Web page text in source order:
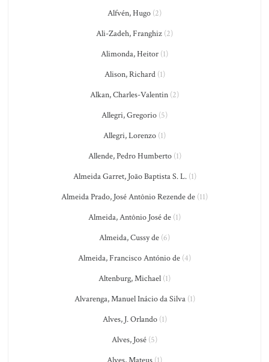
Alfvén, Hugo (2)
Ali-Zadeh, Franghiz (2)
Alimonda, Heitor (1)
Alison, Richard(1)
Alkan, Charles-Valentin (2)
Allegri, Gregorio (5)
Allegri, Lorenzo (1)
Allende, Pedro Humberto(1)
Almeida Garret, João Baptista S. L.(1)
Almeida Prado, José Antônio Rezende de (11)
Almeida, Antônio José de (1)
Almeida, Cussy de (6)
Almeida, Francisco António de (4)
Altenburg, Michael (1)
Alvarenga, Manuel Inácio da Silva(1)
Alves, J. Orlando(1)
Alves, José (5)